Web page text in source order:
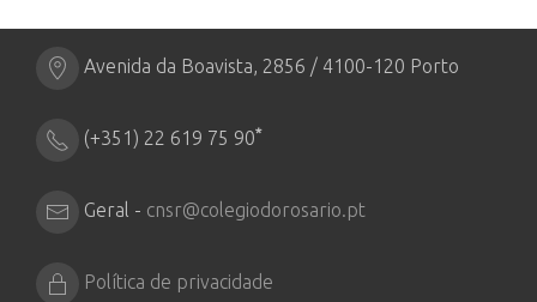
Avenida da Boavista, 2856 / 4100-120 Porto
(+351) 22 619 75 90*
Geral - cnsr@colegiodorosario.pt
Política de privacidade